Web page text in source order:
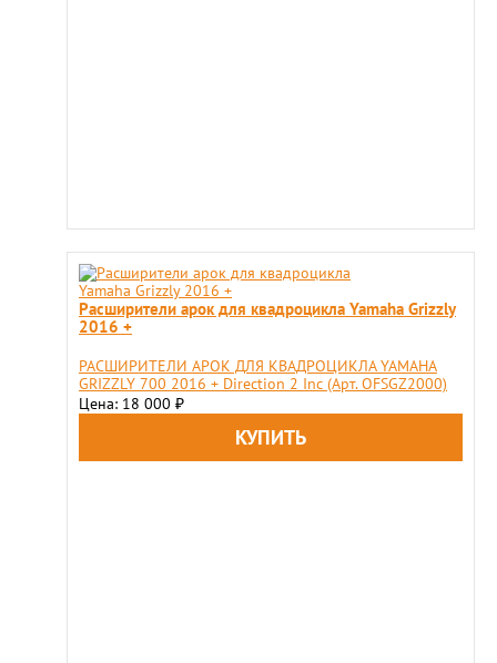
Расширители арок для квадроцикла Yamaha Grizzly
2016 +
РАСШИРИТЕЛИ АРОК ДЛЯ КВАДРОЦИКЛА YAMAHA
GRIZZLY 700 2016 + Direction 2 Inc (Арт. OFSGZ2000)
Цена: 18 000 ₽